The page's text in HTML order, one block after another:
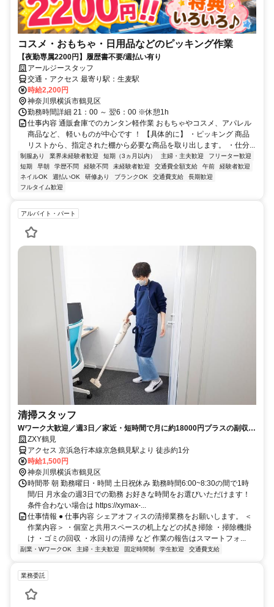
コスメ・おもちゃ・日用品などのピッキング作業
【夜勤専属2200円】履歴書不要/週払い有り
アールジースタッフ
交通・アクセス 最寄り駅：生麦駅
時給2,200円
神奈川県横浜市鶴見区
勤務時間詳細 21：00 ～ 翌6：00 ※休憩1h
仕事内容 通販倉庫でのカンタン軽作業 おもちゃやコスメ、アパレル
商品など、 軽いものが中心です ！ 【具体的に】 ・ピッキング 商品
リストから、指定された棚から必要な商品を取り出します。 ・仕分...
制服あり 業界未経験者歓迎 短期（3ヵ月以内） 主婦・主夫歓迎
フリーター歓迎
短期
早朝 学歴不問 経験不問 未経験者歓迎 交通費全額支給 午前
経験者歓迎
ネイルOK
週払いOK 研修あり ブランクOK 交通費支給
長期歓迎
フルタイム歓迎
アルバイト・パート
清掃スタッフ
Wワーク大歓迎／週3日／家近・短時間で月に約18000円プラスの副収
入！ZXY鶴見
アクセス 京浜急行本線京急鶴見駅より 徒歩約1分
時給1,500円
神奈川県横浜市鶴見区
時間帯 朝 勤務曜日・時間 土日祝休み 勤務時間6:00~8:30の間で1時
間/日 月水金の週3日での勤務 お好きな時間をお選びいただけます！
条件合わない場合は https://xymax-...
仕事情報 ● 仕事内容 シェアオフィスの清掃業務をお願いします。 ＜
作業内容＞ ・個室と共用スペースの机上などの拭き掃除 ・掃除機掛
け ・ゴミの回収 ・水回りの清掃 など 作業の報告はスマートフォ...
副業・WワークOK 主婦・主夫歓迎 固定時間制 学生歓迎 交通費支給
業務委託